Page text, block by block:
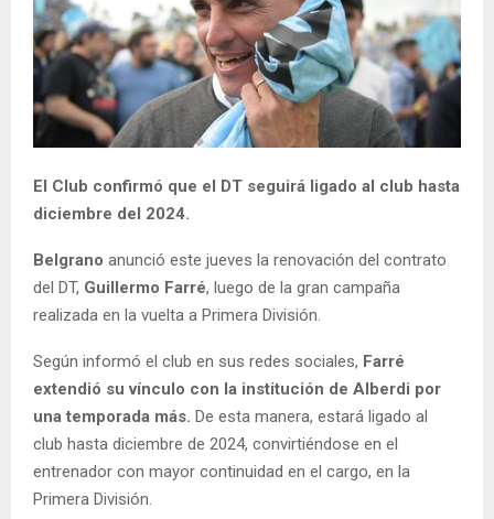
El Club confirmó que el DT seguirá ligado al club hasta
diciembre del 2024.
Belgrano anunció este jueves la renovación del contrato
del DT, Guillermo Farré, luego de la gran campaña
realizada en la vuelta a Primera División.
Según informó el club en sus redes sociales, Farré
extendió su vínculo con la institución de Alberdi por
una temporada más. De esta manera, estará ligado al
club hasta diciembre de 2024, convirtiéndose en el
entrenador con mayor continuidad en el cargo, en la
Primera División.